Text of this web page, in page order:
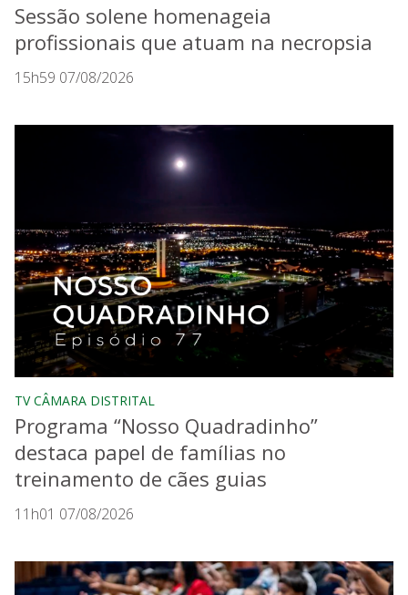
Sessão solene homenageia
profissionais que atuam na necropsia
15h59 07/08/2026
TV CÂMARA DISTRITAL
Programa “Nosso Quadradinho”
destaca papel de famílias no
treinamento de cães guias
11h01 07/08/2026